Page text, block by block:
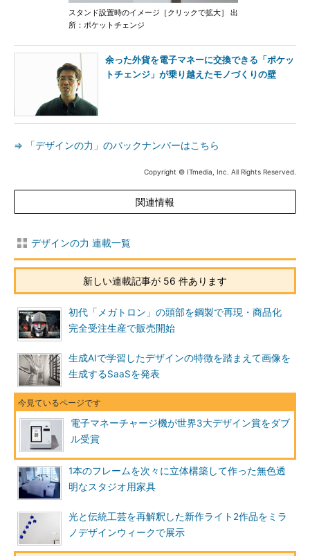
スタンド設置時のイメージ［クリックで拡大］ 出
所：ポケットチェンジ
余った外貨を電子マネーに交換できる「ポケッ
トチェンジ」が乗り越えたモノづくりの壁
⇒ 「デザインの力」のバックナンバーはこちら
Copyright © ITmedia, Inc. All Rights Reserved.
関連情報
デザインの力 連載一覧
新しい連載記事が 56 件あります
初代「メガトロン」の頭部を鋼製で再現・商品化
完全受注生産で販売開始
生成AIで学習したデザインの特徴を踏まえて画像を
生成するSaaSを発表
電子マネーチャージ機が世界3大デザイン賞をダブ
ル受賞
1本のフレームを次々に立体構築して作った無色透
明なスタジオ用家具
光と伝統工芸を再解釈した新作ライト2作品をミラ
ノデザインウィークで展示